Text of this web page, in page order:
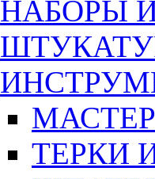
НАБОРЫ
ТЕРКИ